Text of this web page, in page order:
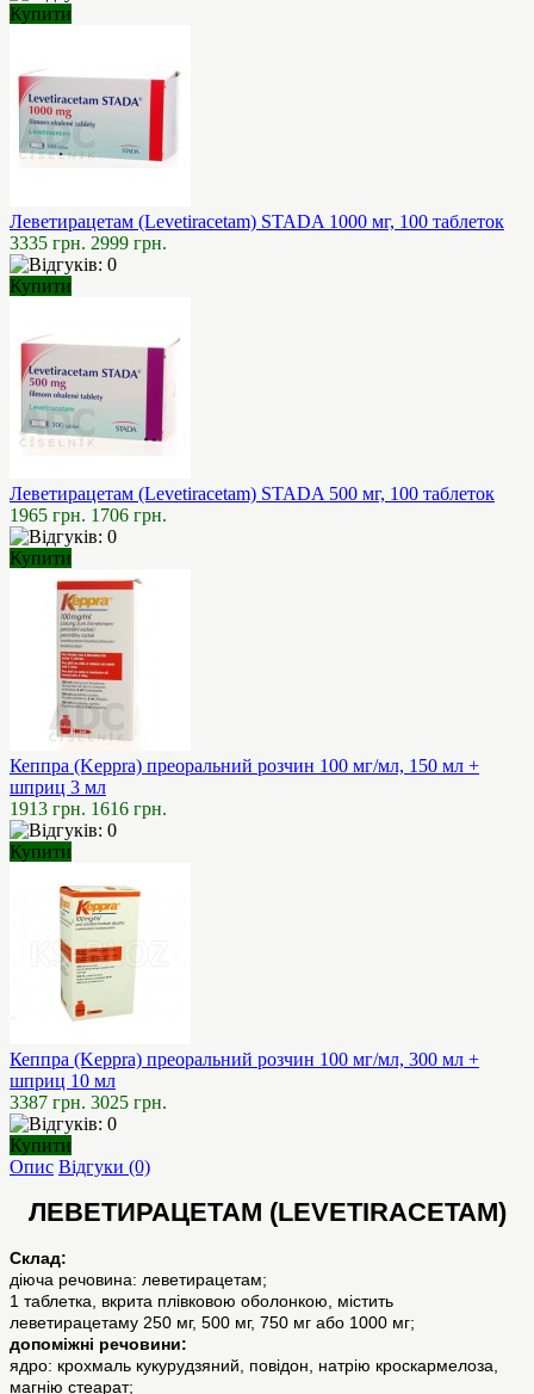
Купити
Леветирацетам (Levetiracetam) STADA 1000 мг, 100 таблеток
3335 грн. 2999 грн.
Купити
Леветирацетам (Levetiracetam) STADA 500 мг, 100 таблеток
1965 грн. 1706 грн.
Купити
Кеппра (Keppra) преоральний розчин 100 мг/мл, 150 мл +
шприц 3 мл
1913 грн. 1616 грн.
Купити
Кеппра (Keppra) преоральний розчин 100 мг/мл, 300 мл +
шприц 10 мл
3387 грн. 3025 грн.
Купити
Опис Відгуки (0)
ЛЕВЕТИРАЦЕТАМ (LEVETIRACETAM)
Склад:
діюча речовина: леветирацетам;
1 таблетка, вкрита плівковою оболонкою, містить
леветирацетаму 250 мг, 500 мг, 750 мг або 1000 мг;
допоміжні речовини:
ядро: крохмаль кукурудзяний, повідон, натрію кроскармелоза,
магнію стеарат;